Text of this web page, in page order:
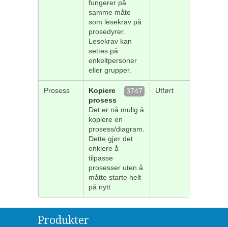
fungerer på
samme måte
som lesekrav på
prosedyrer.
Lesekrav kan
settes på
enkeltpersoner
eller grupper.
Prosess 3747
Kopiere
prosess
Det er nå mulig å
kopiere en
prosess/diagram.
Dette gjør det
enklere å
tilpasse
prosesser uten å
måtte starte helt
på nytt
Utført
Produkter